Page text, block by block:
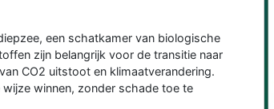
een schatkamer van biologische
zijn belangrijk voor de transitie naar
CO2 uitstoot en klimaatverandering.
winnen, zonder schade toe te